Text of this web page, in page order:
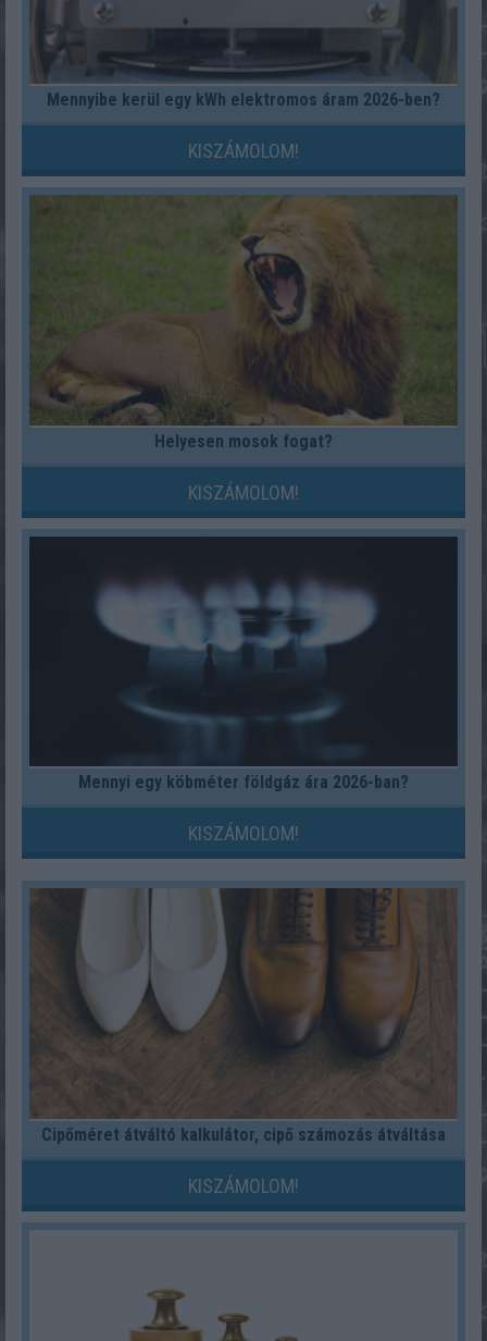
Mennyibe kerül egy kWh elektromos áram 2026-ben?
KISZÁMOLOM!
Helyesen mosok fogat?
KISZÁMOLOM!
Mennyi egy köbméter földgáz ára 2026-ban?
KISZÁMOLOM!
Cipőméret átváltó kalkulátor, cipő számozás átváltása
KISZÁMOLOM!